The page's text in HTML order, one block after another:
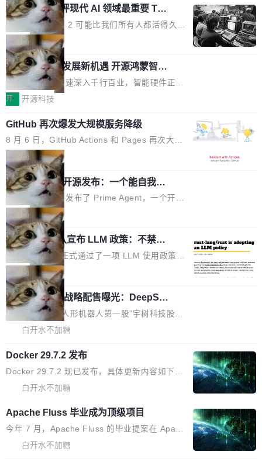
n 这条推文引发了广泛讨论。他不是在说风凉
话，他是说出了一个圈内人尽皆知但很少公开捅
破的事实。 Jordan 随后补充了一句软化声明：
「我不认为这些会议上大部分论文都在过度宣传
或造假。问题是，作为读者，如果你筛选出那些
看起来最令人兴奋的论文，那它们大部分都是过
度宣传的。」 这才是真正的痛点。不是所有论文
都有问题，是最吸引眼球的那批论文最有问题。
他引用的帖子来自 Mathew Shen，一位 ICLR 2
026 的读者：「看了篇 ...
xAI 前工程师评现代 AI 领域最重要 Top
3 开源项目
Flash Attention 2 可能比我们所有人都活得久。
这句话不是来自某个技术博客，而是出自 Hieu
Pham 的一条推文。Hieu Pham 是谁？他是 xAI
的早期工程师之一，在 Grok 训练基础设施团队
工作过。近日他在 X 上发了一条帖子，列出了他
认为现代 AI 领域最重要的三个开源项目。 第一
个名字毫无悬念：Flash Attention 2。 Hieu 的
理由很具体。FA 系列不需要解释，但 FA2 是他
认为最重要的一个——复杂度恰到好处，刚好能
驱动你去学 CuTe，但还没被那些"邪恶的" Hopp
er++ 优化所淹没，足够容易修改和适配。 更关
键的是 FA2 的持久性...
局
共商智能硬件发展新机遇 开源鸿蒙智能
硬件开发者日杭州站即将举行
随着万物智联加速深入千行百业，智能硬件正从
单点设备迈向智能化、网联化、协同化发展。作
鸿蒙通过统一技术底座和分布式能力，为不同类
型智能设备的开发、连接与互联提供关键支撑，
也为产业链企业探索产品创新与商业增长打开新
的空间。 8月14日，开源鸿蒙智能硬件开发者日
（OHDD：OpenHarmony Hardware Develope
r Day）将在杭州启航。活动面向智能硬件产业
链企业和开发者，邀请行业专家与资深技术顾
问，围绕开源鸿蒙技术能力、设备适配、芯片适
配、功耗与稳定性调优、兼容性测评及统一互联
等内容展开系统讲解和实战交流，帮助企业进一
步了解开源鸿蒙在智能...
开 开源科技
GitHub 再次爆发大规模服务降级
8 月 6 日，GitHub Actions 和 Pages 再次大规
模服务降级，Actions 完全不可用超过 5 小时，
webhook 停发，连自托管 runner 也因调度层故
障无法工作。Pages、Copilot code review、C
opilot coding agent 全部受影响。从检测到完全
恢复，大约 12 小时。 这是 2026 年 8 月的第六
起事故，其中四起与 AI/Copilot 服务相关。 Git
Hub 员工 kdaigle 在 HN 讨论中贴出了一组数
据：2025 年全年 10 亿次 commit。现在，每周
2.75 亿次，全年预计 140 亿次。GitHub...
局
Prime Agent 开源发布：一个能自我改
进的编程 Agent，ARC-AGI 3 超越人类
专家基线
Prime Intellect 发布了 Prime Agent，一个开源
的编程 Agent Harness，核心设计围绕两个抽
象：Recursive Language Model（RLM）和 C
ontinual Harness。在 ARC-AGI 3 基准测试
上，Prime Agent + Opus 5 的组合达到了 95.
5% RHAE Best@1，超过了 ARC 报告的人类专
家基线 95.4%。 不是又一个 coding agent 包装
器 Prime Agent 的架构和市面上大多数 coding
agent 有本质区别。大多数 agent harness 的设
计是基于早期模型的能力—...
局
Rust 项目团队宣布 LLM 政策：不禁
止，但你要承认哪些代码不是你写的
Rust 语言项目正式通过了一项 LLM 使用政策，
覆盖 rust-lang/rust 单一仓库的代码贡献。这不
是项目级别的官方立场，目前由五个团队采纳，
但它可能是主流开源项目中关于 AI 辅助贡献最
细致的一份规则。 政策的核心只有一句话：LLM
可以用来分析、提炼、审阅、建议，但不能用来
但必须满足五个条件：预先安排、非关键、高质
量、充分测试、充分审查，并且必须披露。LLM
不得生成涉及安全性的关键变更，除非作者本身
议"这么做。 对于不披露的情况，审核者可以直
接关闭 PR，无需解释。 政策作者 Jynn Ne...
局
宇树科技 IPO 战略配售曝光：DeepSe
ek 获配 93.3 万股，锁定 36 个月
8月6日晚间，“人形机器人第一股”宇树科技股份
有限公司披露IPO发行价格及战略配售结果，杭
epSeek）获配93.3399万股，按150.8元/股发行
价格计算，认购金额约1.41亿元，股份锁定期为
36个月。 公告显示，本次宇树科技战略配售对
合作关系或长期合作愿景的大型企业、科创板保
荐人跟投子公司，以及公司高级管理人员和核心
员工参与设立的专项资产管理计划。其中，Dee
白开水不加糖
Docker 29.7.2 发布
Docker 29.7.2 现已发布，具体更新内容如下：
Bug fixes and enhancements 修复多次传递同
service update会发生 panic 的问题。docker/cl
i#7145 修复了 Docker Engine 29.7.0 中引入的
一个回归问题，该问题导致拉取镜像时会拒绝包
白开水不加糖
Apache Fluss 毕业成为顶级项目
今年 7 月，Apache Fluss 的毕业提案在 Apach
e 孵化器项目管理委员会（IPMC）投票中获得
白开水不加糖